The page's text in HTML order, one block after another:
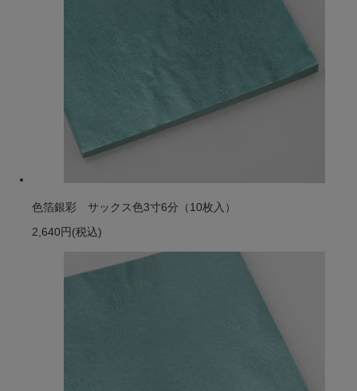
色箔銀彩 サックス色3寸6分（10枚入）
2,640円 (税込)